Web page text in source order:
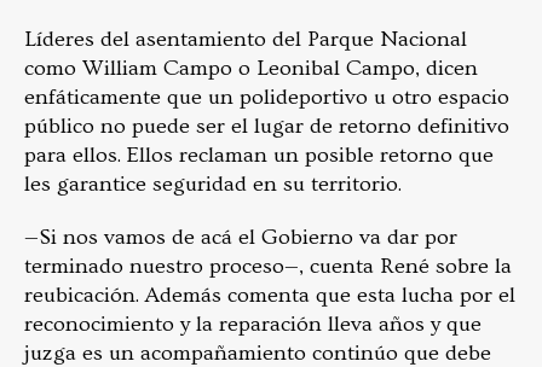
Líderes del asentamiento del Parque Nacional
como William Campo o Leonibal Campo, dicen
enfáticamente que un polideportivo u otro espacio
público no puede ser el lugar de retorno definitivo
para ellos. Ellos reclaman un posible retorno que
les garantice seguridad en su territorio.
—Si nos vamos de acá el Gobierno va dar por
terminado nuestro proceso—, cuenta René sobre la
reubicación. Además comenta que esta lucha por el
reconocimiento y la reparación lleva años y que
juzga es un acompañamiento continúo que debe